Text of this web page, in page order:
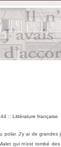
:: Littérature française
polar. J'y ai de
qui m'est tombé